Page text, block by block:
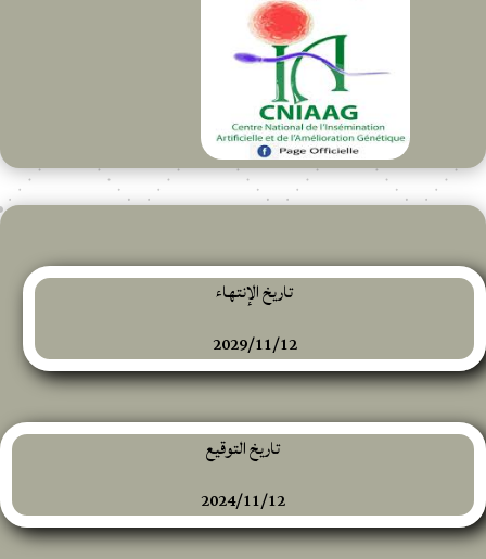
تاريخ الإنتهاء
2029/11/12
تاريخ التوقيع
2024/11/12